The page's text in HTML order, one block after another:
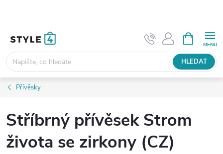
HLEDAT
NÁKUPNÍ
KOŠÍK
Přívěsky
Stříbrný přívěsek Strom
života se zirkony (CZ)